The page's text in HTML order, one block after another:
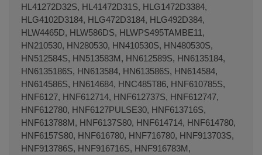
HL41272D32S, HL41472D31S, HLG1472D3384,
HLG4102D3184, HLG472D3184, HLG492D384,
HLW4465D, HLW586DS, HLWPS495TAMBE11,
HN210530, HN280530, HN410530S, HN480530S,
HN512584S, HN513583M, HN612589S, HN6135184,
HN6135186S, HN613584, HN613586S, HN614584,
HN614586S, HN614684, HNC485T86, HNF610785S,
HNF6127, HNF612714, HNF612737S, HNF612747,
HNF612780, HNF6127PULSE30, HNF613716S,
HNF613788M, HNF6137S80, HNF614714, HNF614780,
HNF6157S80, HNF616780, HNF716780, HNF913703S,
HNF913786S, HNF916716S, HNF916783M,